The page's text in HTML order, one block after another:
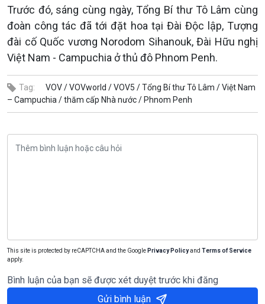
Trước đó, sáng cùng ngày, Tổng Bí thư Tô Lâm cùng
đoàn công tác đã tới đặt hoa tại Đài Độc lập, Tượng
đài cố Quốc vương Norodom Sihanouk, Đài Hữu nghị
Việt Nam - Campuchia ở thủ đô Phnom Penh.
Tag: VOV /VOVworld /VOV5 /Tổng Bí thư Tô Lâm /Việt Nam
– Campuchia /thăm cấp Nhà nước / Phnom Penh
This site is protected by reCAPTCHA and the Google Privacy Policyand Terms of Service
apply.
Bình luận của bạn sẽ được xét duyệt trước khi đăng
Gửi bình luận